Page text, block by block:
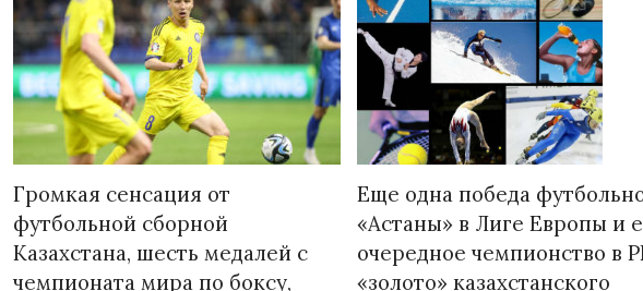
Громкая сенсация от
футбольной сборной
Казахстана, шесть медалей с
чемпионата мира по боксу,
Еще одна победа
«Астаны» в Лиге Европы и
очередное чемпионство в
«золото» казахстанского
Народ выбрал свет
Странная забастовка в Жанаозене.
Авиакомпании сравнили с
мошенниками
30.10.2024 14:00 28888
«Новый
29.10.2024